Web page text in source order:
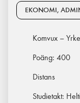
EKONOMI,
Komvux –
Poäng: 400
Distans
Studietakt: